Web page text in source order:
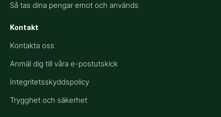
Så tas dina pengar emot och används
Kontakt
Kontakta oss
Anmäl dig till våra e-postutskick
Integritetsskyddspolicy
Trygghet och säkerhet